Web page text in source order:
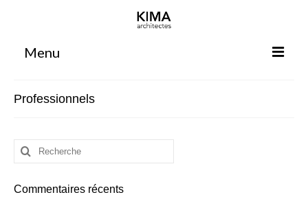
Menu
Projets
Votre projet
Espace clients
Professionnels
Rechercher
:
Commentaires récents